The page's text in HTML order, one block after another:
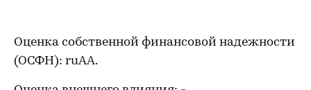
Оценка собственной финансовой надежности
(ОСФН): ruAА.